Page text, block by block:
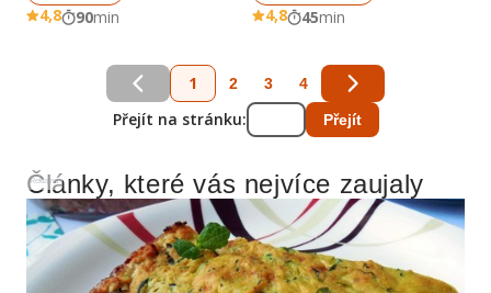
4,8 90min 4,8 45min
1 2 3 4
Přejít na stránku: Přejít
Reklama
Články, které vás nejvíce zaujaly